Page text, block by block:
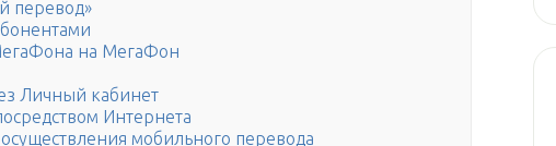
перевод»
на МегаФон
Личный кабинет
Интернета
мобильного перевода